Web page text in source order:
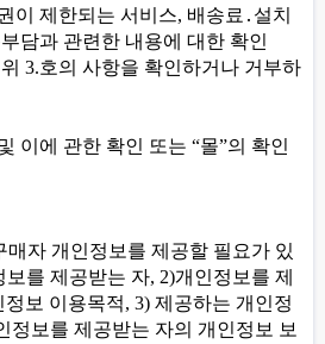
이 제한되는 서비스, 배송료 ․ 설치
담과 관련한 내용에 대한 확인
3.호의 사항을 확인하거나 거부하
이에 관한 확인 또는 “몰”의 확인
매자 개인정보를 제공할 필요가 있
보를 제공받는 자, 2)개인정보를 제
보 이용목적, 3)제공하는 개인정
정보를 제공받는 자의 개인정보 보